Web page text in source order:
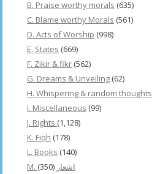
B. Praise worthy morals (635)
C. Blame worthy Morals (561)
D. Acts of Worship (998)
E. States (669)
F. Zikir & fikr (562)
G. Dreams & Unveiling (62)
H. Whispering & random thoughts
I. Miscellaneous (99)
J. Rights (1,128)
K. Fiqh (178)
L. Books (140)
M. اشعار (350)